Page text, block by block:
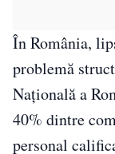
În România,
problemă
Națională a
40% dintre
personal